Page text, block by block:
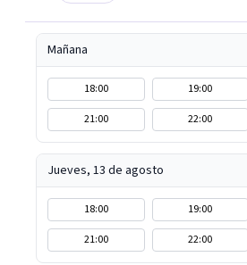
Mañana
18:00 19:00
21:00
22:00
Jueves, 13 de agosto
18:00 19:00
21:00
22:00